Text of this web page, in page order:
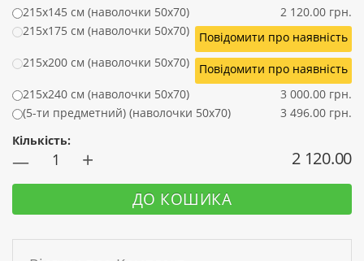
215x145 см (наволочки 50x70)
2 120.00 грн.
215х175 см (наволочки 50x70)
Повідомити про наявність
215х200 см (наволочки 50x70)
Повідомити про наявність
215х240 см (наволочки 50x70)
3 000.00 грн.
(5-ти предметний) (наволочки 50x70)
3 496.00 грн.
Кількість:
— + 2 120.00
ДО КОШИКА